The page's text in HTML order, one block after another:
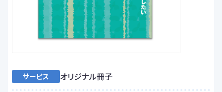
サービス オリジナル冊子